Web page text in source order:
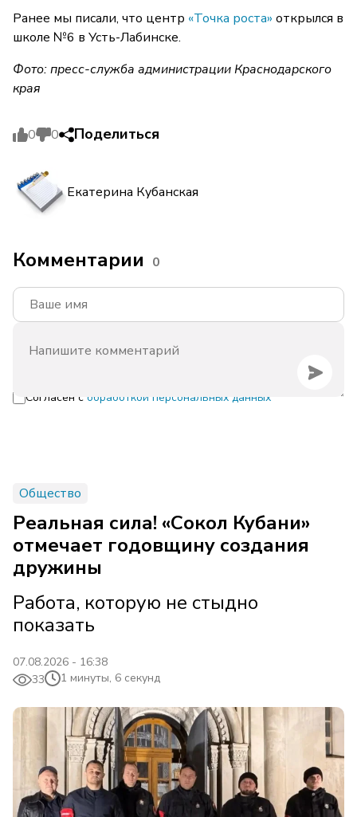
Ранее мы писали, что центр «Точка роста» открылся в
школе №6 в Усть-Лабинске.
Фото: пресс-служба администрации Краснодарского
края
0 0 Поделиться
Екатерина Кубанская
Комментарии 0
Согласен с обработкой персональных данных
Общество
Реальная сила! «Сокол Кубани»
отмечает годовщину создания
дружины
Работа, которую не стыдно
показать
07.08.2026 - 16:38
33
1 минуты, 6 секунд